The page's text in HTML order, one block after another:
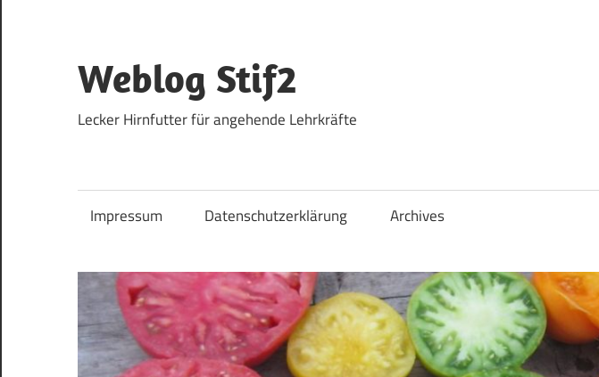
springen
Weblog Stif2
Lecker Hirnfutter für angehende Lehrkräfte
Impressum Datenschutzerklärung Archives